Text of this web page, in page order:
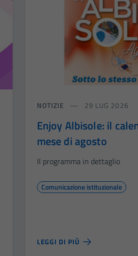
NOTIZIE 29 LUG 2026
Enjoy Albisole: il
mese di agosto
Il programma in dettaglio
Comunicazione istituzionale
LEGGI DI PIÙ